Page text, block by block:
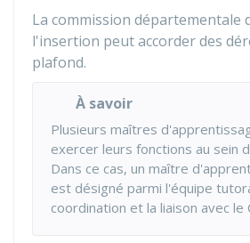
La commission départementale
l'insertion peut accorder des
plafond.
À savoir
Plusieurs maîtres
exercer leurs fonctions au sein
Dans ce cas, un maître
est désigné parmi l'équipe
coordination et la liaison avec le